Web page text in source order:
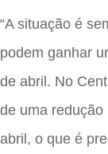
“A situação é
podem ganhar
de abril. No
de uma
abril, o que é